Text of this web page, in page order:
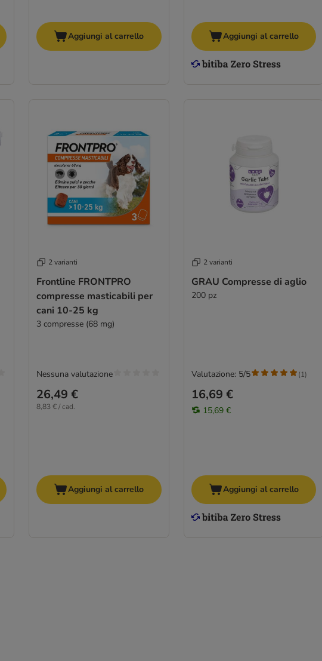
Aggiungi al carrello Aggiungi al carrello
2 varianti
Frontline FRONTPRO
compresse masticabili per
cani 10-25 kg
3 compresse (68 mg)
26,49 €
8,83 € / cad.
Nessuna valutazione
Aggiungi al carrello
2 varianti
GRAU Compresse di aglio
200 pz
16,69 €
15,69 €
Valutazione: 5/5 (1)
Aggiungi al carrello